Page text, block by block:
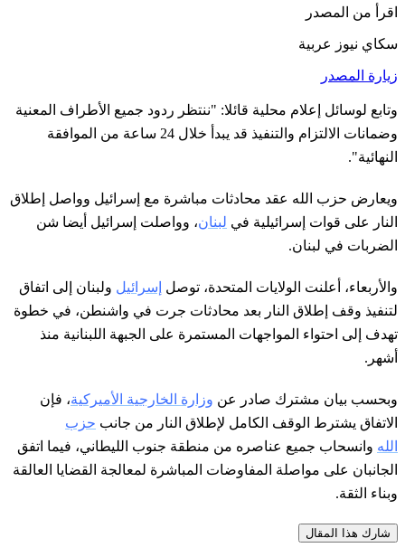
اقرأ من المصدر
سكاي نيوز عربية
زيارة المصدر
وتابع لوسائل ​إعلام محلية قائلا: "ننتظر ردود جميع الأطراف المعنية
وضمانات الالتزام والتنفيذ قد ‌يبدأ خلال 24 ‌ساعة ⁠من الموافقة
النهائية".
ويعارض ⁠حزب الله ​عقد محادثات مباشرة مع إسرائيل وواصل إطلاق
النار ​على قوات إسرائيلية في لبنان، وواصلت إسرائيل أيضا شن
الضربات في لبنان.
والأربعاء، أعلنت الولايات المتحدة، توصل إسرائيل ولبنان إلى اتفاق
لتنفيذ وقف إطلاق النار بعد محادثات جرت في واشنطن، في خطوة
تهدف إلى احتواء المواجهات المستمرة على الجبهة اللبنانية منذ
أشهر.
وبحسب بيان مشترك صادر عن وزارة الخارجية الأميركية، فإن
الاتفاق يشترط الوقف الكامل لإطلاق النار من جانب حزب
الله وانسحاب جميع عناصره من منطقة جنوب الليطاني، فيما اتفق
الجانبان على مواصلة المفاوضات المباشرة لمعالجة القضايا العالقة
وبناء الثقة.
شارك هذا المقال